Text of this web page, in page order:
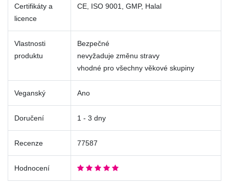
Certifikáty a
licence
CE, ISO 9001, GMP, Halal
Vlastnosti
produktu
Bezpečné
nevyžaduje změnu stravy
vhodné pro všechny věkové skupiny
Veganský Ano
Doručení 1 - 3 dny
Recenze 77587
Hodnocení